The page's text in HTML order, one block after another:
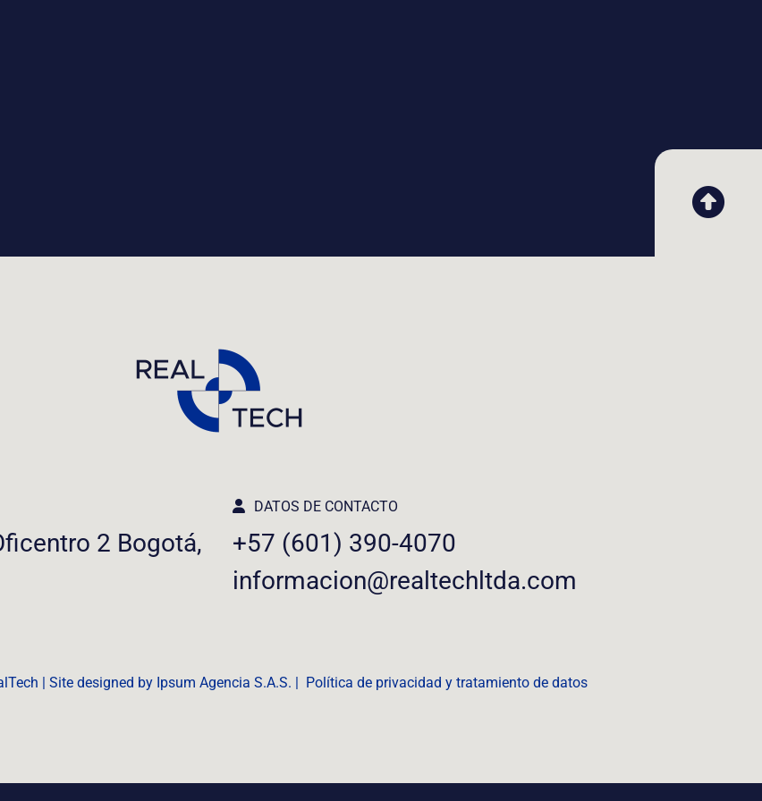
2 Bogotá,
DATOS DE CONTACTO
+57 (601) 390-4070
informacion@realtechltda.com
| Site designed by Ipsum Agencia S.A.S. | Política de privacidad y tratamiento de datos